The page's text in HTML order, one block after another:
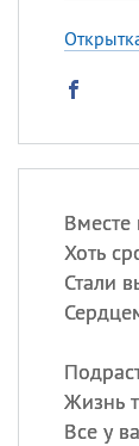
Вместе
Хоть
Стали
Жизнь
Все у